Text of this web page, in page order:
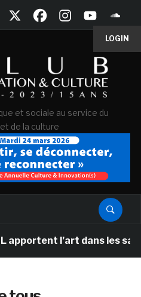
LOGIN
et sociale au service du
de la culture
l’art dans les salles